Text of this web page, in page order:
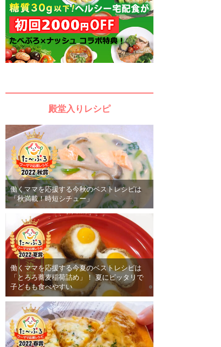
殿堂入りレシピ
働くママを応援する今秋のベストレシピは
「秋満載！時短シチュー」
働くママを応援する今夏のベストレシピは
「とろろ蕎麦稲荷詰め」！ 夏にピッタリで
子どもも食べやすい